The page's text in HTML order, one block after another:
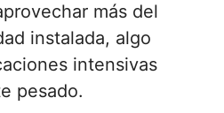
más del
instalada, algo
intensivas
pesado.